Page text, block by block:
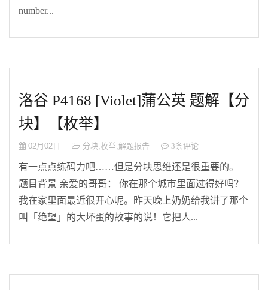
number...
洛谷 P4168 [Violet]蒲公英 题解【分
块】【枚举】
02月02日 分块,枚举,解题报告 3条评论
有一点点练码力吧……但是分块思维还是很重要的。
题目背景 亲爱的哥哥： 你在那个城市里面过得好吗？
我在家里面最近很开心呢。昨天晚上奶奶给我讲了那个
叫「绝望」的大坏蛋的故事的说！它把人...